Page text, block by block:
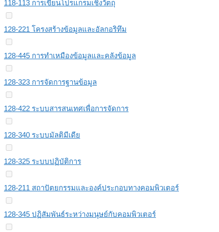
118-113 การเขียนโปรแกรมเชิงวัตถุ
128-221 โครงสร้างข้อมูลและอัลกอริทึม
128-445 การทำเหมืองข้อมูลและคลังข้อมูล
128-323 การจัดการฐานข้อมูล
128-422 ระบบสารสนเทศเพื่อการจัดการ
128-340 ระบบมัลติมีเดีย
128-325 ระบบปฏิบัติการ
128-211 สถาปัตยกรรมและองค์ประกอบทางคอมพิวเตอร์
128-345 ปฏิสัมพันธ์ระหว่างมนุษย์กับคอมพิวเตอร์